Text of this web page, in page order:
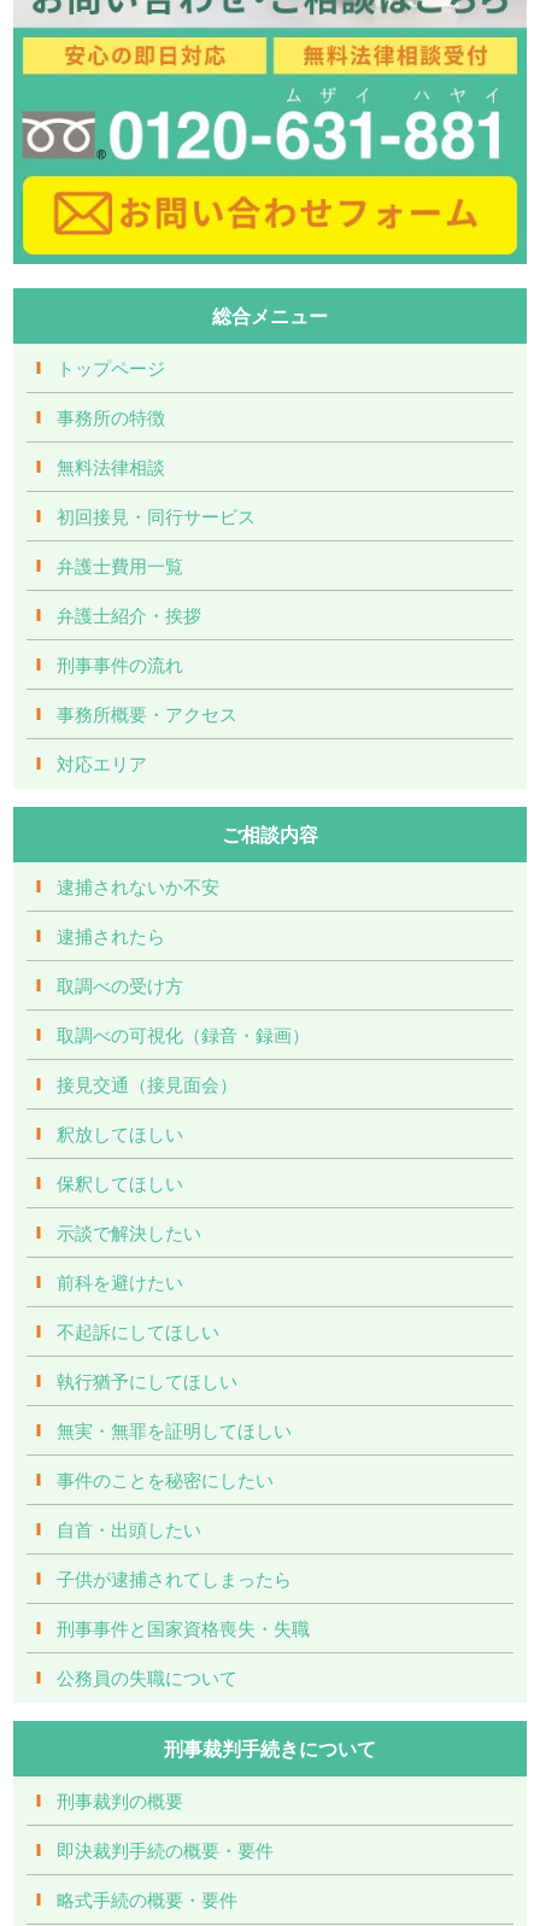
総合メニュー
トップページ
事務所の特徴
無料法律相談
初回接見・同行サービス
弁護士費用一覧
弁護士紹介・挨拶
刑事事件の流れ
事務所概要・アクセス
対応エリア
ご相談内容
逮捕されないか不安
逮捕されたら
取調べの受け方
取調べの可視化（録音・録画）
接見交通（接見面会）
釈放してほしい
保釈してほしい
示談で解決したい
前科を避けたい
不起訴にしてほしい
執行猶予にしてほしい
無実・無罪を証明してほしい
事件のことを秘密にしたい
自首・出頭したい
子供が逮捕されてしまったら
刑事事件と国家資格喪失・失職
公務員の失職について
刑事裁判手続きについて
刑事裁判の概要
即決裁判手続の概要・要件
略式手続の概要・要件